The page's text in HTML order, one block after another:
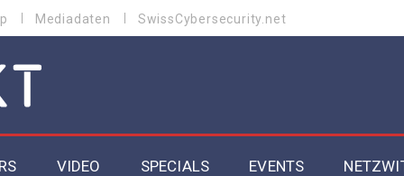
Mediadaten SwissCybersecurity.net
VIDEO SPECIALS EVENTS